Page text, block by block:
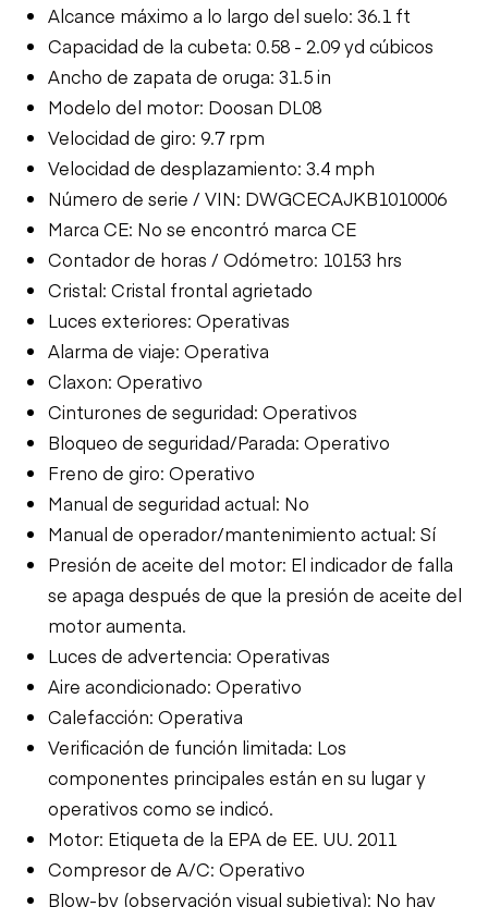
Alcance máximo a lo largo del suelo: 36.1 ft
Capacidad de la cubeta: 0.58 - 2.09 yd cúbicos
Ancho de zapata de oruga: 31.5 in
Modelo del motor: Doosan DL08
Velocidad de giro: 9.7 rpm
Velocidad de desplazamiento: 3.4 mph
Número de serie / VIN: DWGCECAJKB1010006
Marca CE: No se encontró marca CE
Contador de horas / Odómetro: 10153 hrs
Cristal: Cristal frontal agrietado
Luces exteriores: Operativas
Alarma de viaje: Operativa
Claxon: Operativo
Cinturones de seguridad: Operativos
Bloqueo de seguridad/Parada: Operativo
Freno de giro: Operativo
Manual de seguridad actual: No
Manual de operador/mantenimiento actual: Sí
Presión de aceite del motor: El indicador de falla
se apaga después de que la presión de aceite del
motor aumenta.
Luces de advertencia: Operativas
Aire acondicionado: Operativo
Calefacción: Operativa
Verificación de función limitada: Los
componentes principales están en su lugar y
operativos como se indicó.
Motor: Etiqueta de la EPA de EE. UU. 2011
Compresor de A/C: Operativo
Blow-by (observación visual subjetiva): No hay